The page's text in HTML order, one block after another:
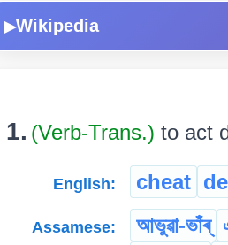
▶Wikipedia
1. (Verb-Trans.) to act
English: cheat
Assamese: আভুৱা-ভাঁৰ্